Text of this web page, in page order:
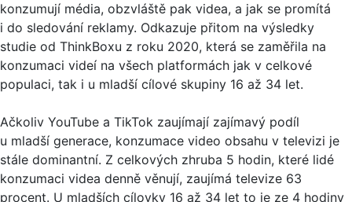
konzumují média, obzvláště pak videa, a jak se promítá
i do sledování reklamy. Odkazuje přitom na výsledky
studie od ThinkBoxu z roku 2020, která se zaměřila na
konzumaci videí na všech platformách jak v celkové
populaci, tak i u mladší cílové skupiny 16 až 34 let.
Ačkoliv YouTube a TikTok zaujímají zajímavý podíl
u mladší generace, konzumace video obsahu v televizi je
stále dominantní. Z celkových zhruba 5 hodin, které lidé
konzumaci videa denně věnují, zaujímá televize 63
procent. U mladších cílovky 16 až 34 let to je ze 4 hodiny